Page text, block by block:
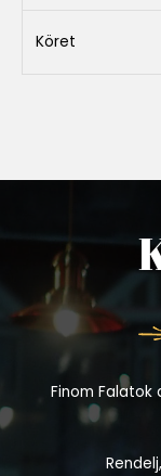
Köret
Finom Falatok